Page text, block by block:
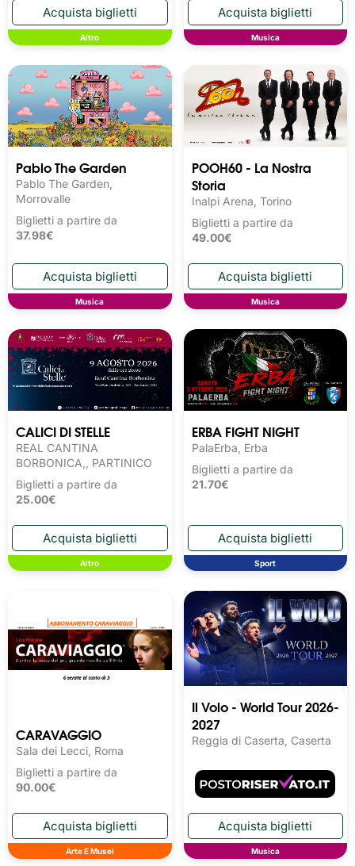
Altro Musica
Pablo The Garden
Pablo The Garden,
Morrovalle
Biglietti a partire da
37.98€
Musica
POOH60 - La Nostra
Storia
Inalpi Arena, Torino
Biglietti a partire da
49.00€
Musica
CALICI DI STELLE
REAL CANTINA
BORBONICA,, PARTINICO
Biglietti a partire da
25.00€
Altro
ERBA FIGHT NIGHT
PalaErba, Erba
Biglietti a partire da
21.70€
Sport
CARAVAGGIO
Sala dei Lecci, Roma
Biglietti a partire da
90.00€
Arte E Musei
Il Volo - World Tour 2026-
2027
Reggia di Caserta, Caserta
Musica